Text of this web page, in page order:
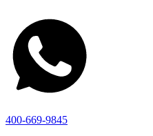
400-669-9845